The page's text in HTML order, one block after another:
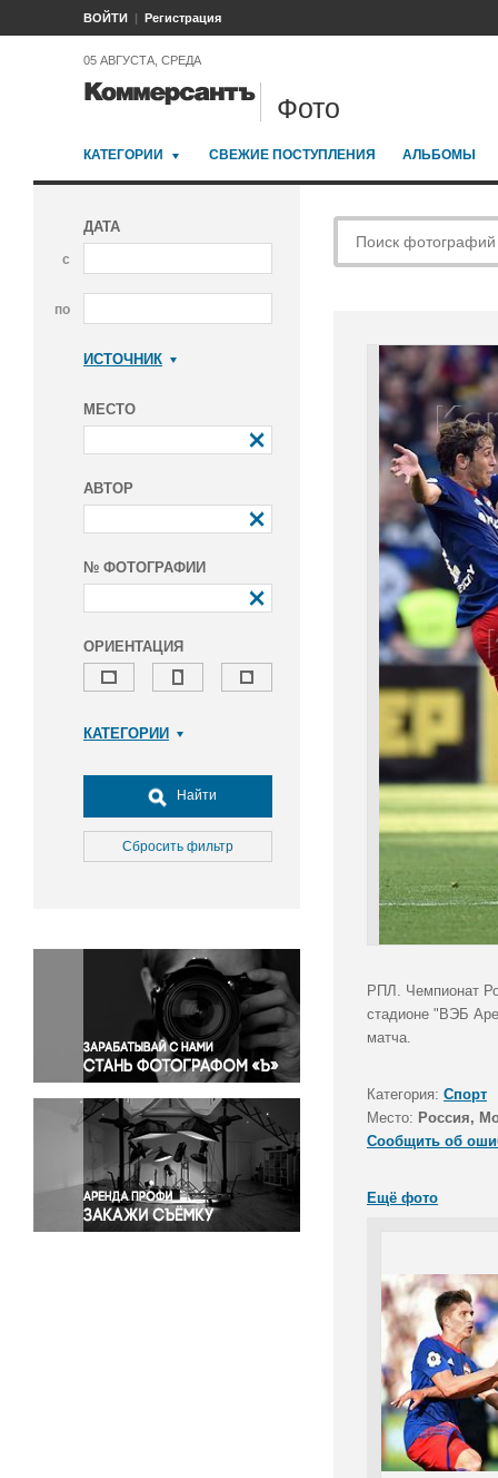
ВОЙТИ Регистрация
05 АВГУСТА, СРЕДА
Фото
КАТЕГОРИИ СВЕЖИЕ ПОСТУПЛЕНИЯ АЛЬБОМЫ
ДАТА
с
по
ИСТОЧНИК
МЕСТО
АВТОР
№ ФОТОГРАФИИ
ОРИЕНТАЦИЯ
КАТЕГОРИИ
Досуг, туризм и отдых
Культура
Медицина
Окружающая среда
Политика
Правосудие
Происшествия и конфликты
Религия
Светская жизнь
Спорт
Экология
Экономика и бизнес
Найти
Сбросить фильтр
РПЛ. Чемпионат
стадионе "ВЭБ
матча.
Категория: Спорт
Место: Россия,
Сообщить об
Ещё фото